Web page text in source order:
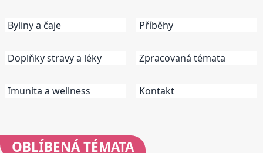
Byliny a čaje
Doplňky stravy a léky
Imunita a wellness
Příběhy
Zpracovaná témata
Kontakt
OBLÍBENÁTÉMATA